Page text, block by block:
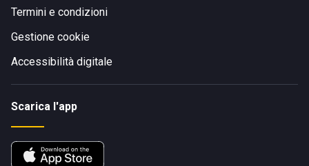
Termini e condizioni
Gestione cookie
Accessibilità digitale
Scarica l'app